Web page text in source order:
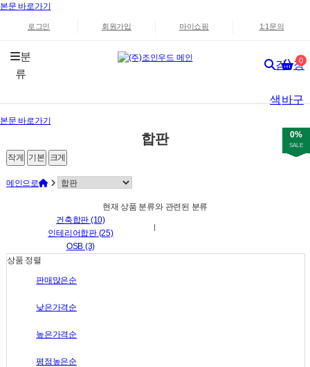
본문 바로가기
로그인 회원가입 마이쇼핑 1:1문의
분
류
검
색
장
바구
니
0
본문 바로가기
합판
작게 기본 크게
메인으로
현재 상품 분류와 관련된 분류
건축합판 (10)
인테리어합판 (25)
OSB (3)
상품 정렬
판매많은순
낮은가격순
높은가격순
평점높은순
0%
SALE
0%
SALE
0%
SALE
0%
SALE
0%
SALE
0%
SALE
0%
SALE
0%
SALE
0%
SALE
0%
SALE
0%
SALE
0%
SALE
0%
SALE
0%
SALE
0%
SALE
0%
SALE
0%
SALE
0%
SALE
0%
SALE
0%
SALE
0%
SALE
0%
SALE
0%
SALE
0%
SALE
0%
SALE